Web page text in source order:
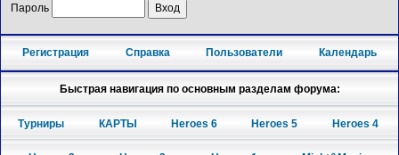
Пароль
Регистрация Справка Пользователи Календарь
Быстрая навигация по основным разделам форума:
Турниры КАРТЫ Heroes 6 Heroes 5 Heroes 4